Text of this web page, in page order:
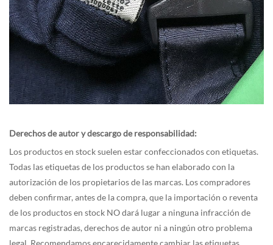
Derechos de autor y descargo de responsabilidad:
Los productos en stock suelen estar confeccionados con etiquetas.
Todas las etiquetas de los productos se han elaborado con la
autorización de los propietarios de las marcas. Los compradores
deben confirmar, antes de la compra, que la importación o reventa
de los productos en stock NO dará lugar a ninguna infracción de
marcas registradas, derechos de autor ni a ningún otro problema